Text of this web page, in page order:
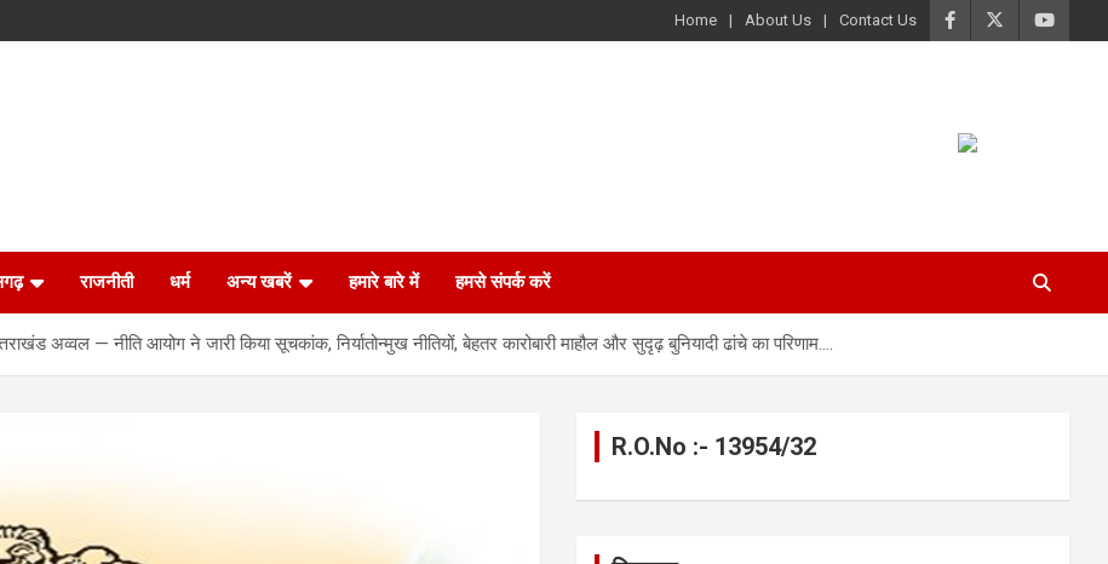
Home About Us Contact Us
राजनीती धर्म अन्य खबरें हमारे बारे में हमसे संपर्क करें
अव्वल — नीति आयोग ने जारी किया सूचकांक, निर्यातोन्मुख नीतियों, बेहतर कारोबारी माहौल और सुदृढ़ बुनियादी ढांचे का परिणाम….
R.O.No :- 13954/32